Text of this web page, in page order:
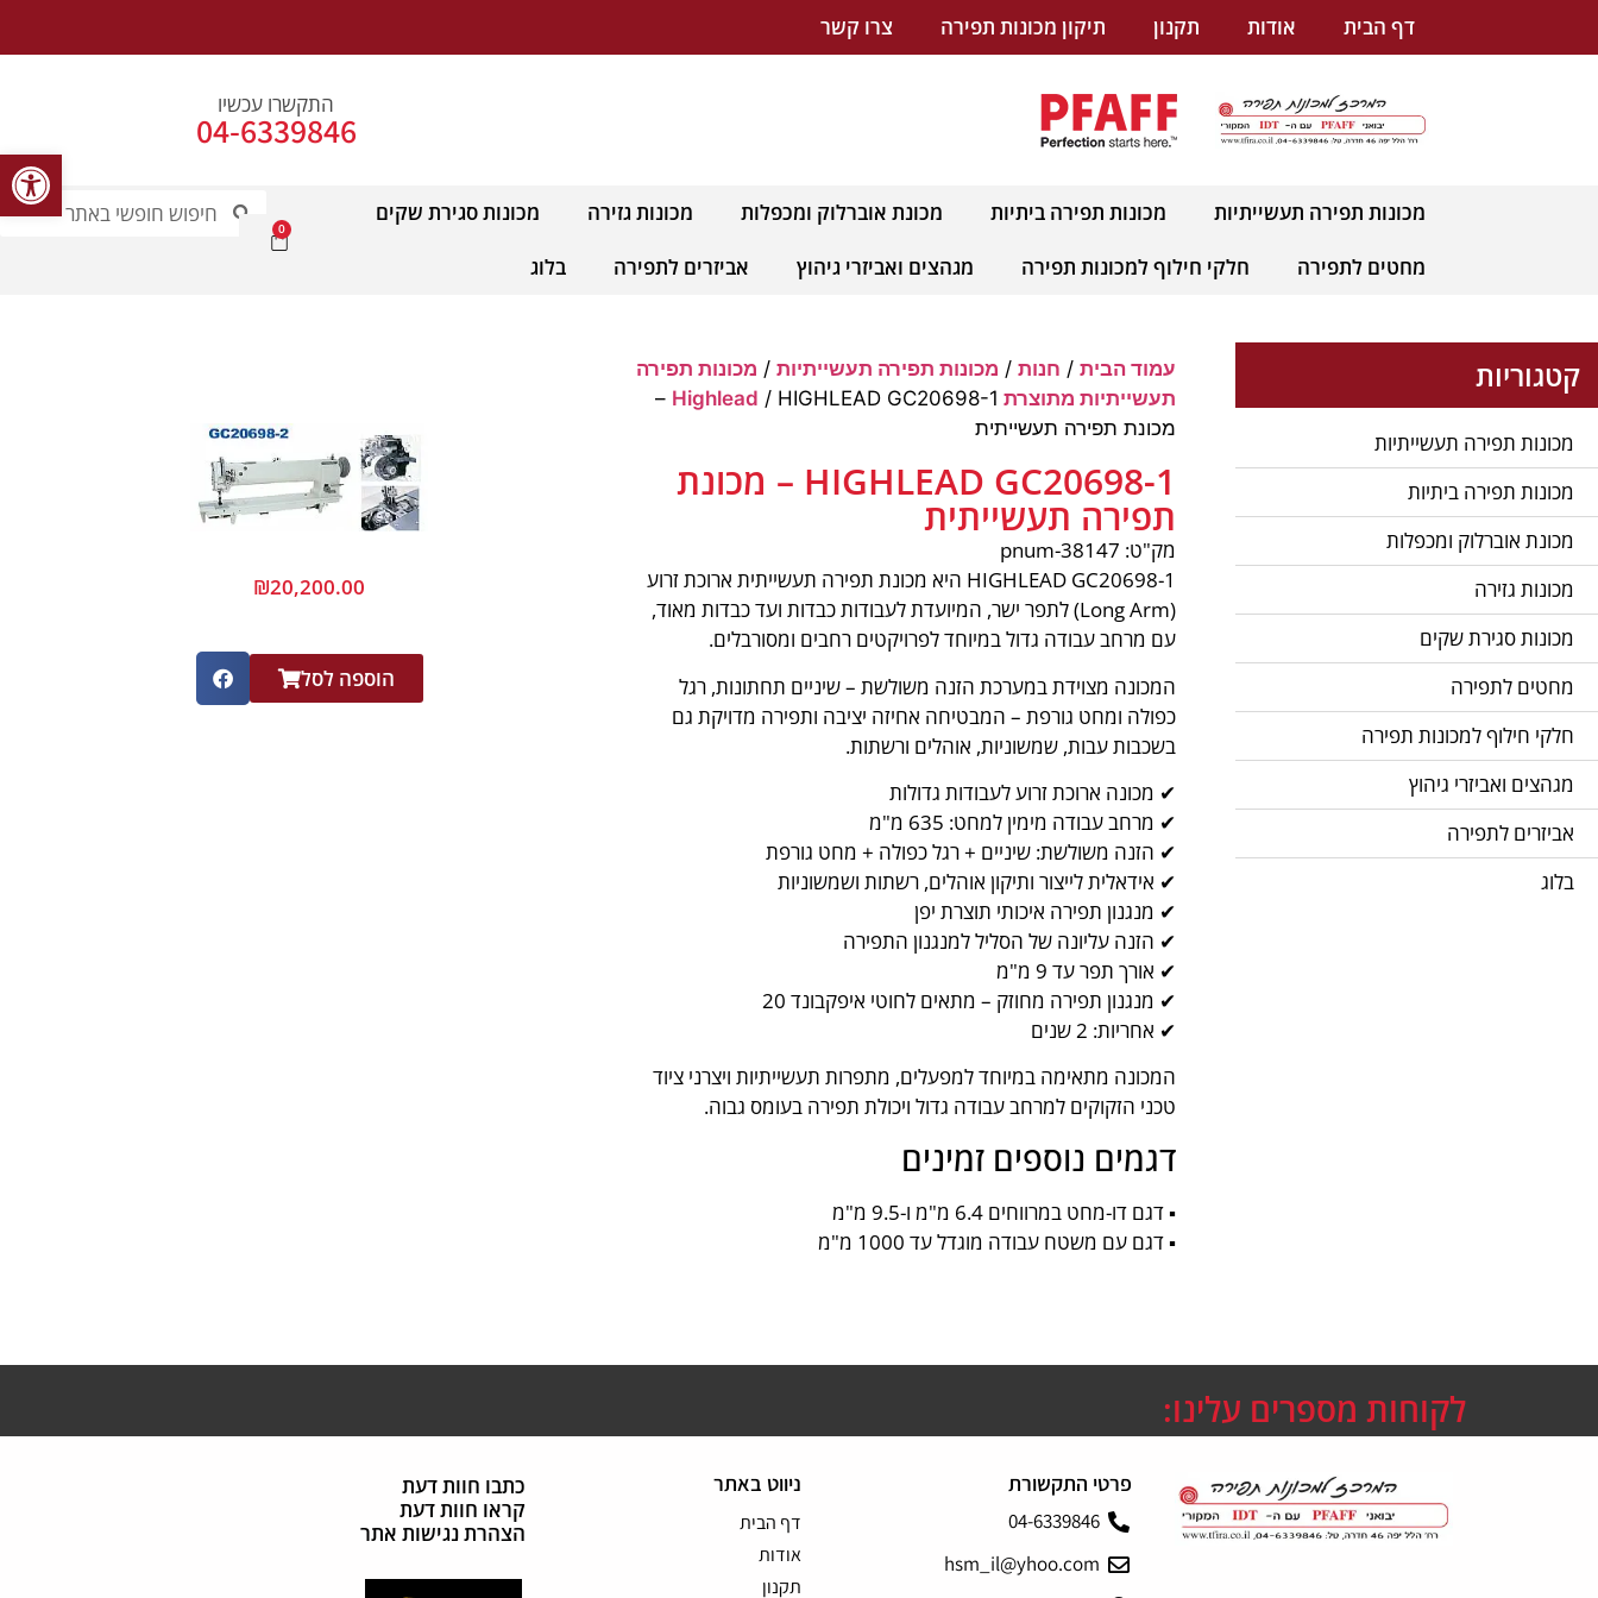
דף הבית אודות תקנון תיקון מכונות תפירה צרו קשר
התקשרו עכשיו
04-6339846
0
מכונות תפירה תעשייתיות מכונות תפירה ביתיות מכונת אוברלוק ומכפלות מכונות גזירה
מכונות סגירת שקים
מחטים לתפירה
חלקי חילוף למכונות תפירה מגהצים ואביזרי גיהוץ אביזרים לתפירה בלוג
קטגוריות
מכונות תפירה תעשייתיות
מכונות תפירה ביתיות
מכונת אוברלוק ומכפלות
מכונות גזירה
מכונות סגירת שקים
מחטים לתפירה
חלקי חילוף למכונות תפירה
מגהצים ואביזרי גיהוץ
אביזרים לתפירה
בלוג
עמוד הבית/ חנות/ מכונות תפירה תעשייתיות/ מכונות תפירה
תעשייתיות מתוצרת Highlead
/ HIGHLEAD GC20698-1 –
מכונת תפירה תעשייתית
HIGHLEAD GC20698-1 – מכונת
תפירה תעשייתית
מק"ט: pnum-38147
HIGHLEAD GC20698-1 היא מכונת תפירה תעשייתית ארוכת זרוע
(Long Arm) לתפר ישר, המיועדת לעבודות כבדות ועד כבדות מאוד,
עם מרחב עבודה גדול במיוחד לפרויקטים רחבים ומסורבלים.
המכונה מצוידת במערכת הזנה משולשת – שיניים תחתונות, רגל
כפולה ומחט גורפת – המבטיחה אחיזה יציבה ותפירה מדויקת גם
בשכבות עבות, שמשוניות, אוהלים ורשתות.
✔ מכונה ארוכת זרוע לעבודות גדולות
✔ מרחב עבודה מימין למחט: 635 מ"מ
✔ הזנה משולשת: שיניים + רגל כפולה + מחט גורפת
✔ אידאלית לייצור ותיקון אוהלים, רשתות ושמשוניות
✔ מנגנון תפירה איכותי תוצרת יפן
✔ הזנה עליונה של הסליל למנגנון התפירה
✔ אורך תפר עד 9 מ"מ
✔ מנגנון תפירה מחוזק – מתאים לחוטי איפקבונד 20
✔ אחריות: 2 שנים
המכונה מתאימה במיוחד למפעלים, מתפרות תעשייתיות ויצרני ציוד
טכני הזקוקים למרחב עבודה גדול ויכולת תפירה בעומס גבוה.
דגמים נוספים זמינים
▪ דגם דו-מחט במרווחים 6.4 מ"מ ו-9.5 מ"מ
▪ דגם עם משטח עבודה מוגדל עד 1000 מ"מ
₪20,200.00
הוספה לסל
לקוחות מספרים עלינו:
פרטי התקשורת
04-6339846
hsm_il@yhoo.com
ניווט באתר
דף הבית
אודות
תקנון
כתבו חוות דעת
קראו חוות דעת
הצהרת נגישות אתר
פתח